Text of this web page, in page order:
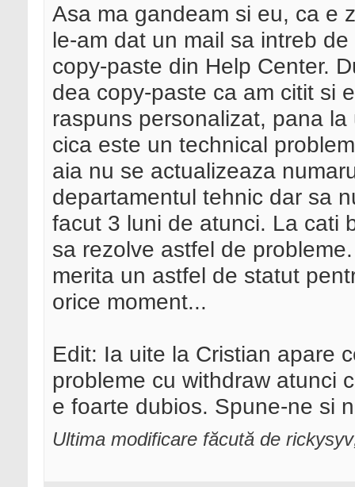
Asa ma gandeam si eu, ca e
le-am dat un mail sa intreb
copy-paste din Help Center.
dea copy-paste ca am citit si
raspuns personalizat, pana
cica este un technical
aia nu se actualizeaza
departamentul tehnic dar sa
facut 3 luni de atunci. La cati
sa rezolve astfel de
merita un astfel de statut
orice moment...
Edit: Ia uite la Cristian apare
probleme cu withdraw atunci
e foarte dubios. Spune-ne si
Ultima modificare făcută de